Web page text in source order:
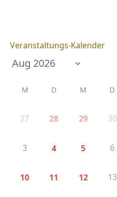
Veranstaltungs-Kalender
M D M D
27 28 29 30
3 4 5 6
10 11 12 13